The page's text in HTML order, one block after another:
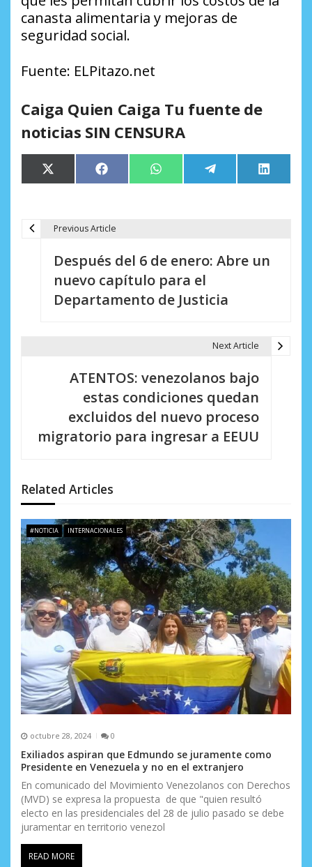
canasta alimentaria y mejoras de
seguridad social.
Fuente: ELPitazo.net
Caiga Quien Caiga Tu fuente de
noticias SIN CENSURA
Compartir
en
X
(Twitter)
Compartir
en
Facebook Compartir
en
WhatsApp Compartir
en
Telegram
en
LinkedIn
d
e
e
n
t
r
d
a
s
Previous Article
Después del 6 de enero: Abre un
nuevo capítulo para el
Departamento de Justicia
Next Article
ATENTOS: venezolanos bajo
estas condiciones quedan
excluidos del nuevo proceso
migratorio para ingresar a EEUU
Related Articles
#NOTICIA INTERNACIONALES
octubre 28, 2024 0
Exiliados aspiran que Edmundo se juramente como
Presidente en Venezuela y no en el extranjero
En comunicado del Movimiento Venezolanos con Derechos
(MVD) se expresa la propuesta de que "quien resultó
electo en las presidenciales del 28 de julio pasado se debe
juramentar en territorio venezol
READ MORE